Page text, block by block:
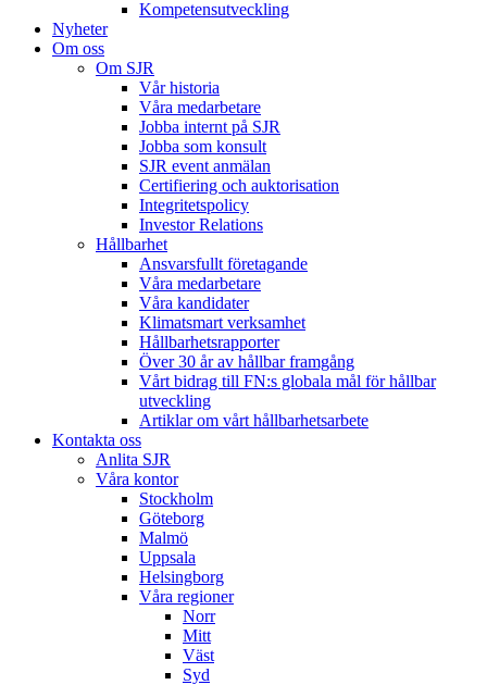
Kompetensutveckling
Nyheter
Om oss
Om SJR
Vår historia
Våra medarbetare
Jobba internt på SJR
Jobba som konsult
SJR event anmälan
Certifiering och auktorisation
Integritetspolicy
Investor Relations
Hållbarhet
Ansvarsfullt företagande
Våra medarbetare
Våra kandidater
Klimatsmart verksamhet
Hållbarhetsrapporter
Över 30 år av hållbar framgång
Vårt bidrag till FN:s globala mål för hållbar
utveckling
Artiklar om vårt hållbarhetsarbete
Kontakta oss
Anlita SJR
Våra kontor
Stockholm
Göteborg
Malmö
Uppsala
Helsingborg
Våra regioner
Norr
Mitt
Väst
Syd